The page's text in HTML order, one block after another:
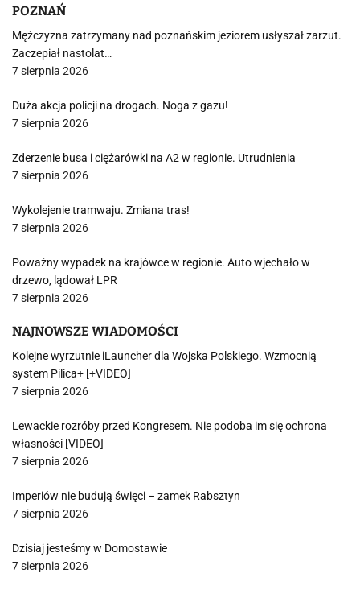
POZNAŃ
Mężczyzna zatrzymany nad poznańskim jeziorem usłyszał zarzut.
Zaczepiał nastolat…
7 sierpnia 2026
Duża akcja policji na drogach. Noga z gazu!
7 sierpnia 2026
Zderzenie busa i ciężarówki na A2 w regionie. Utrudnienia
7 sierpnia 2026
Wykolejenie tramwaju. Zmiana tras!
7 sierpnia 2026
Poważny wypadek na krajówce w regionie. Auto wjechało w
drzewo, lądował LPR
7 sierpnia 2026
NAJNOWSZE WIADOMOŚCI
Kolejne wyrzutnie iLauncher dla Wojska Polskiego. Wzmocnią
system Pilica+ [+VIDEO]
7 sierpnia 2026
Lewackie rozróby przed Kongresem. Nie podoba im się ochrona
własności [VIDEO]
7 sierpnia 2026
Imperiów nie budują święci – zamek Rabsztyn
7 sierpnia 2026
Dzisiaj jesteśmy w Domostawie
7 sierpnia 2026